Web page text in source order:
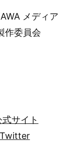
メディア
作委員会
サイト
Twitter